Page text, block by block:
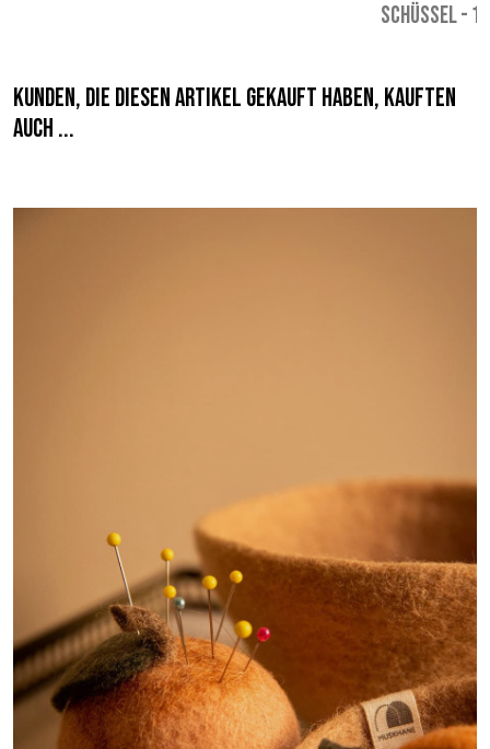
SCHÜSSEL-
Kunden, die diesen Artikel gekauft haben, kauften
auch ...